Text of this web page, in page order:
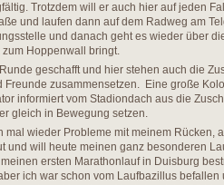
Trotzdem will er auch hier auf jeden
und laufen dann auf dem Radweg am
und danach geht es wieder über
Hoppenwall bringt.
geschafft und hier stehen auch die
Freunde zusammensetzen. Eine große
informiert vom Stadiondach aus die
gleich in Bewegung setzen.
mal wieder Probleme mit meinem Rücken,
und will heute meinen ganz besonderen
ersten Marathonlauf in Duisburg
ich war schon vom Laufbazillus